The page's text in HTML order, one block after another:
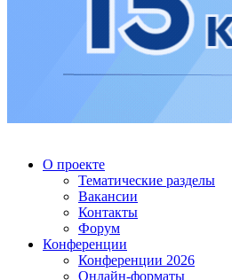
О проекте
Тематические разделы
Вакансии
Контакты
Форум
Конференции
Конференции 2026
Онлайн-форматы